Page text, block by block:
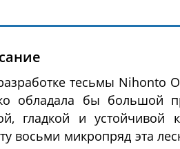
тесьмы Nihonto
обладала бы большой
гладкой и устойчивой
восьми микропряд эта